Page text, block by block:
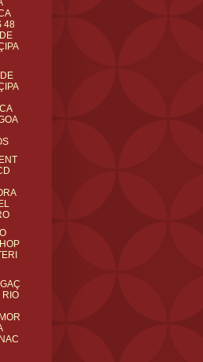
48
RIO